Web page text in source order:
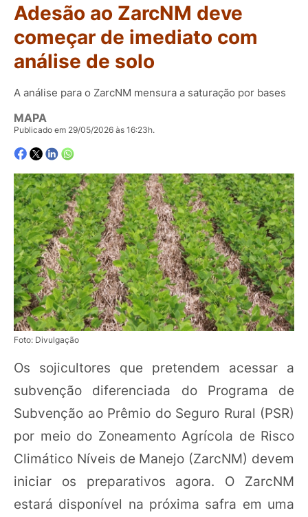
Adesão ao ZarcNM deve
começar de imediato com
análise de solo
A análise para o ZarcNM mensura a saturação por bases
MAPA
Publicado em 29/05/2026 às 16:23h.
Foto: Divulgação
Os sojicultores que pretendem acessar a
subvenção diferenciada do Programa de
Subvenção ao Prêmio do Seguro Rural (PSR)
por meio do Zoneamento Agrícola de Risco
Climático Níveis de Manejo (ZarcNM) devem
iniciar os preparativos agora. O ZarcNM
estará disponível na próxima safra em uma